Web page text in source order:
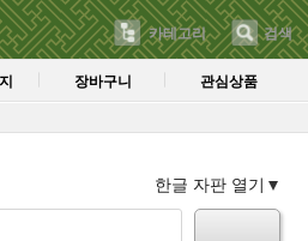
카테고리 검색
장바구니 관심상품
한글 자판 열기